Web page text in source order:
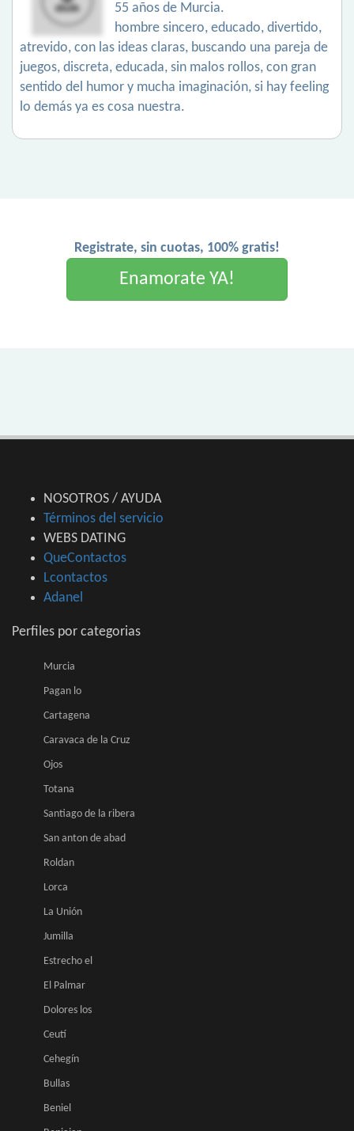
55 años de Murcia.
hombre sincero, educado, divertido,
atrevido, con las ideas claras, buscando una pareja de
juegos, discreta, educada, sin malos rollos, con gran
sentido del humor y mucha imaginación, si hay feeling
lo demás ya es cosa nuestra.
Registrate, sin cuotas, 100% gratis!
Enamorate YA!
NOSOTROS / AYUDA
Términos del servicio
WEBS DATING
QueContactos
Lcontactos
Adanel
Perfiles por categorias
Murcia
Pagan lo
Cartagena
Caravaca de la Cruz
Ojos
Totana
Santiago de la ribera
San anton de abad
Roldan
Lorca
La Unión
Jumilla
Estrecho el
El Palmar
Dolores los
Ceutí
Cehegín
Bullas
Beniel